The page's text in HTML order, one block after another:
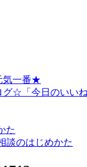
気一番★
☆「今日のいいね
た
談のはじめかた